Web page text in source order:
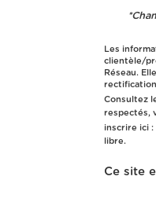
Les
clientèle/
Réseau.
Consultez
respectés,
inscrire ici :
libre.
Ce site